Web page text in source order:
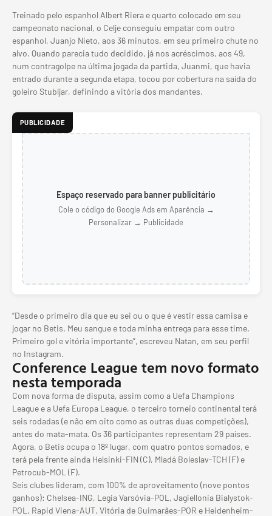
Treinado pelo espanhol Albert Riera e quarto colocado em seu
campeonato nacional, o Celje conseguiu empatar com outro
espanhol, Juanjo Nieto, aos 36 minutos, em seu primeiro chute no
alvo. Quando parecia tudo decidido, já nos acréscimos, aos 49,
num contragolpe na última jogada da partida, Juanmi, que havia
entrado durante a segunda etapa, tocou por cobertura na saída do
goleiro Stubljar, definindo a vitória dos mandantes.
PUBLICIDADE
Espaço reservado para banner publicitário
Cole o código do Google Ads em Aparência →
Personalizar → Publicidade
“Desde o primeiro dia que eu sei ou o que é vestir essa camisa e
jogar no Betis. Meu sangue e toda minha entrega para esse time.
Primeiro gol e vitória importante”, escreveu Natan, em seu perfil
no Instagram.
Conference League tem novo formato
nesta temporada
Com nova forma de disputa, assim como a Uefa Champions
League e a Uefa Europa League, o terceiro torneio continental terá
seis rodadas (e não em oito como as outras duas competições),
antes do mata-mata. Os 36 participantes representam 29 países.
Agora, o Betis ocupa o 18º lugar, com quatro pontos somados, e
terá pela frente ainda Helsinki-FIN (C), Mladá Boleslav-TCH (F) e
Petrocub-MOL (F).
Seis clubes lideram, com 100% de aproveitamento (nove pontos
ganhos): Chelsea-ING, Legia Varsóvia-POL, Jagiellonia Bialystok-
POL, Rapid Viena-AUT, Vitória de Guimarães-POR e Heidenheim-